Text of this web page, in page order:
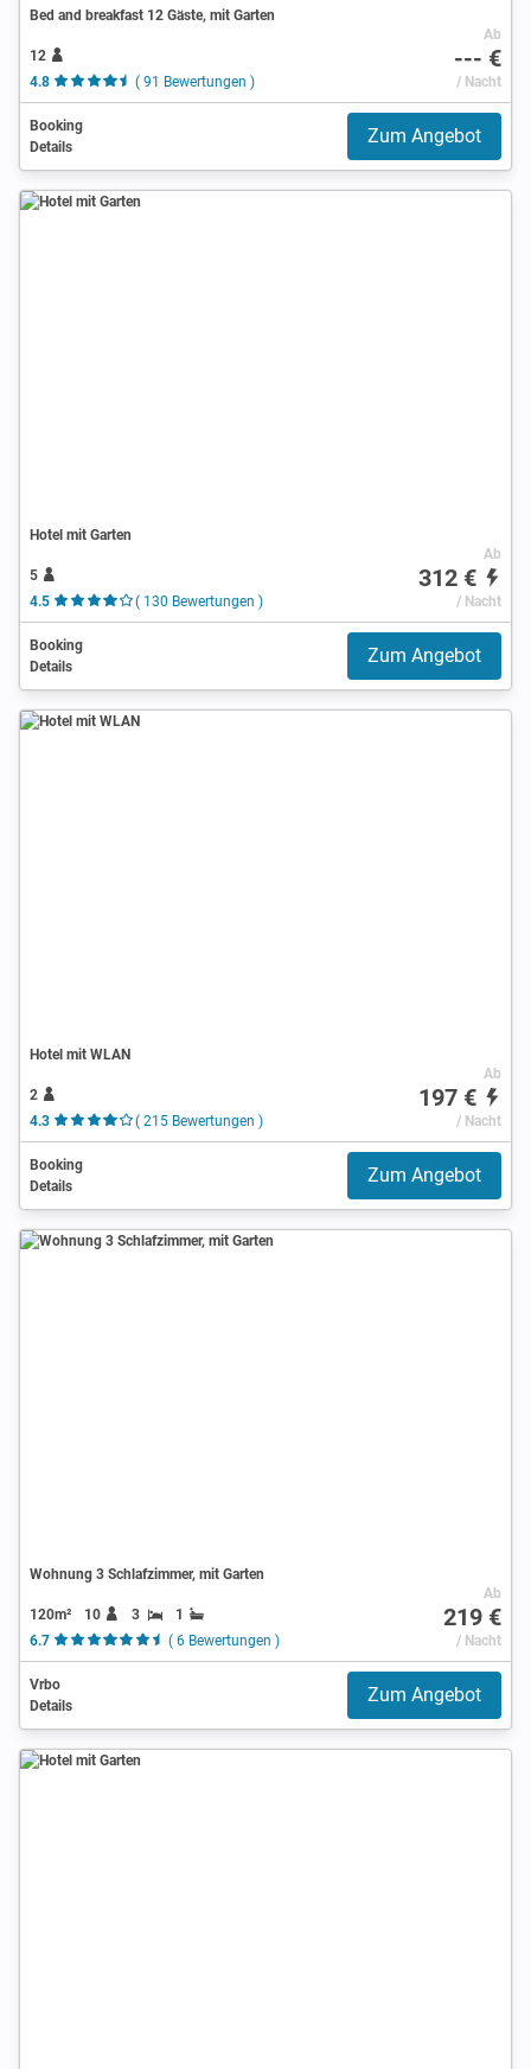
Bed and breakfast 12 Gäste, mit Garten
12
4.8
( 91 Bewertungen )
Ab
--- €
/ Nacht
Booking
Details
Zum Angebot
Hotel mit Garten
5
4.5
( 130 Bewertungen )
Ab
312 €
/ Nacht
Booking
Details
Zum Angebot
Hotel mit WLAN
2
4.3
( 215 Bewertungen )
Ab
197 €
/ Nacht
Booking
Details
Zum Angebot
Wohnung 3 Schlafzimmer, mit Garten
120m² 10 3
1
6.7
( 6 Bewertungen )
Ab
219 €
/ Nacht
Vrbo
Details
Zum Angebot